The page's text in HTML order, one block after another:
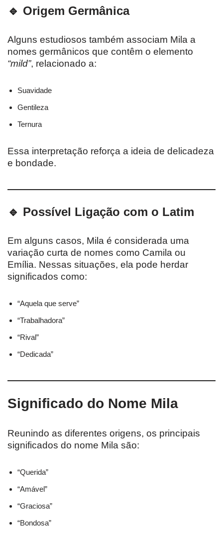
🔹 Origem Germânica
Alguns estudiosos também associam Mila a
nomes germânicos que contêm o elemento
“mild”, relacionado a:
Suavidade
Gentileza
Ternura
Essa interpretação reforça a ideia de delicadeza
e bondade.
🔹 Possível Ligação com o Latim
Em alguns casos, Mila é considerada uma
variação curta de nomes como Camila ou
Emília. Nessas situações, ela pode herdar
significados como:
“Aquela que serve”
“Trabalhadora”
“Rival”
“Dedicada”
Significado do Nome Mila
Reunindo as diferentes origens, os principais
significados do nome Mila são:
“Querida”
“Amável”
“Graciosa”
“Bondosa”